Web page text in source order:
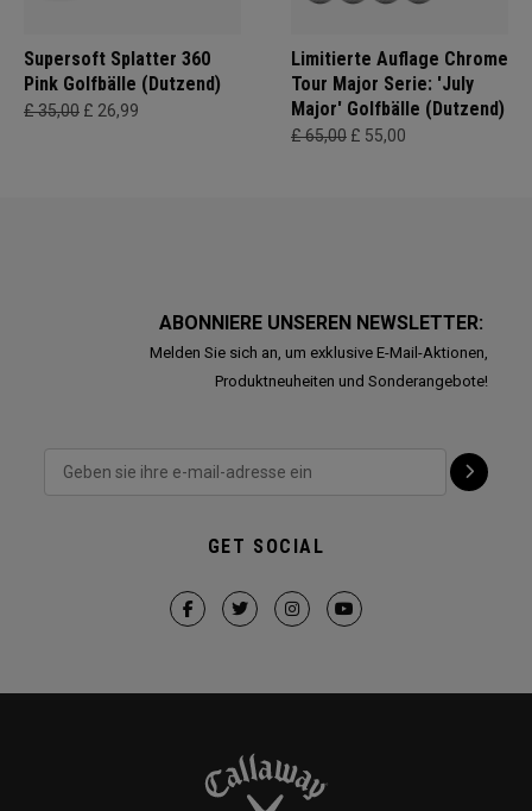
Supersoft Splatter 360
Pink Golfbälle (Dutzend)
£ 35,00 £ 26,99
Limitierte Auflage Chrome
Tour Major Serie: 'July
Major' Golfbälle (Dutzend)
£ 65,00 £ 55,00
ABONNIERE UNSEREN NEWSLETTER:
Melden Sie sich an, um exklusive E-Mail-Aktionen,
Produktneuheiten und Sonderangebote!
GET SOCIAL